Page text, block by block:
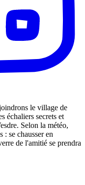
le village de
échaliers secrets et
Selon la météo,
: se chausser en
de l'amitié se prendra